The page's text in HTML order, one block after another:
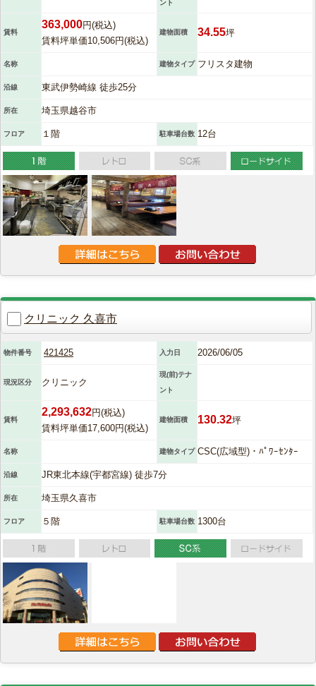
ント
賃料
363,000円(税込)
賃料坪単価10,506円(税込)
建物面積 34.55坪
名称 建物タイプ フリスタ建物
沿線 東武伊勢崎線 徒歩25分
所在 埼玉県越谷市
フロア １階 駐車場台数 12台
クリニック 久喜市
物件番号 421425 入力日 2026/06/05
現況区分 クリニック
現(前)テナ
ント
賃料
2,293,632円(税込)
賃料坪単価17,600円(税込)
建物面積 130.32坪
名称 建物タイプ CSC(広域型)・ﾊﾟﾜｰｾﾝﾀｰ
沿線 JR東北本線(宇都宮線) 徒歩7分
所在 埼玉県久喜市
フロア ５階 駐車場台数 1300台